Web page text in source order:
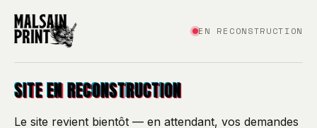
EN RECONSTRUCTION
SITE EN RECONSTRUCTION
Le site revient bientôt — en attendant, vos demandes